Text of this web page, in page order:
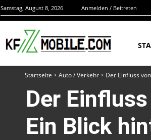
Samstag, August 8, 2026 Anmelden / Beitreten
Startseite Auto / Verkehr Der Einfluss
Der
Ein Blick